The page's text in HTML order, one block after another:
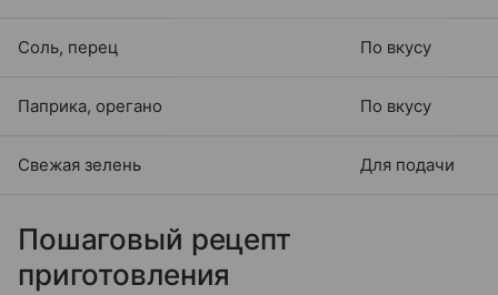
Соль, перец По вкусу
Паприка, орегано По вкусу
Свежая зелень Для подачи
Пошаговый рецепт
приготовления